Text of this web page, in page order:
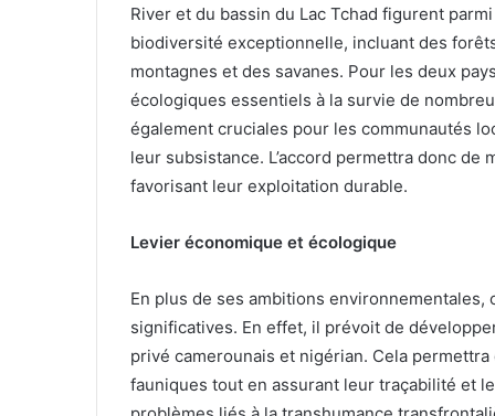
River et du bassin du Lac Tchad figurent
biodiversité exceptionnelle, incluant des
montagnes et des savanes. Pour les deux
écologiques essentiels à la survie de
également cruciales pour les communautés
leur subsistance. L’accord permettra donc
favorisant leur exploitation durable.
Levier économique et écologique
En plus de ses ambitions
significatives. En effet, il prévoit de
privé camerounais et nigérian. Cela
fauniques tout en assurant leur traçabilité et